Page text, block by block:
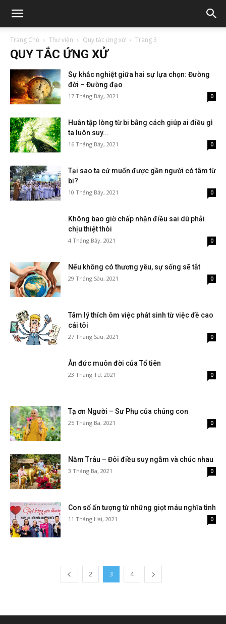
Trang Chủ Thư viện Quy tắc ứng xử Trang 3
QUY TẮC ỨNG XỬ
Sự khắc nghiệt giữa hai sự lựa chọn: Đường
đời – Đường đạo
17 Tháng Bảy, 2021 0
Huân tập lòng từ bi bằng cách giúp ai điều gì
ta luôn suy...
16 Tháng Bảy, 2021 0
Tại sao ta cứ muốn được gần người có tâm từ
bi?
10 Tháng Bảy, 2021 0
Không bao giờ chấp nhận điều sai dù phải
chịu thiệt thòi
4 Tháng Bảy, 2021 0
Nếu không có thương yêu, sự sống sẽ tắt
29 Tháng Sáu, 2021 0
Tâm lý thích ôm việc phát sinh từ việc đề cao
cái tôi
27 Tháng Sáu, 2021 0
Ân đức muôn đời của Tổ tiên
23 Tháng Tư, 2021 0
Tạ ơn Người – Sư Phụ của chúng con
25 Tháng Ba, 2021 0
Năm Trâu – Đôi điều suy ngẫm và chúc nhau
3 Tháng Ba, 2021 0
Con số ấn tượng từ những giọt máu nghĩa tình
11 Tháng Hai, 2021 0
2 3 4